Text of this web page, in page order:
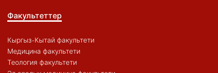
Факультеттер
Кыргыз-Кытай факультети
Медицина факультети
Теология факультети